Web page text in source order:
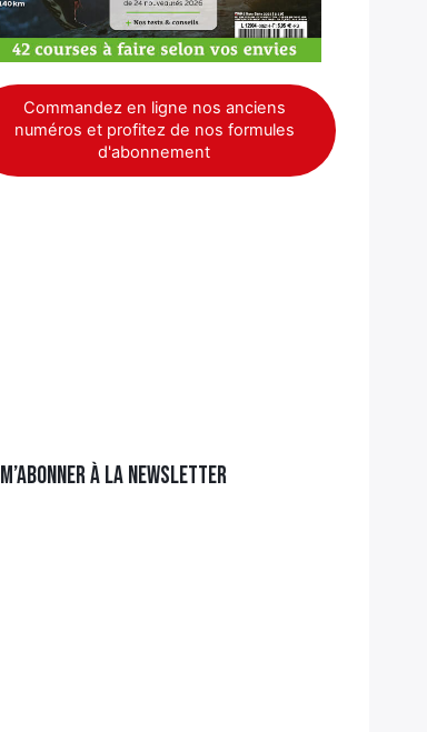
Commandez en ligne nos anciens
numéros et profitez de nos formules
d'abonnement
M’abonner à la newsletter